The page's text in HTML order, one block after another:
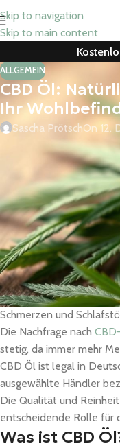
Skip to navigation
Skip to main content
ALLGEMEIN
CBD Öl:
Ihr
Sascha PrötschOn 12.
Entdecken Sie das
Wohlbefinden auf
sehr beliebt geworden.
Schlafproblemen.
Wichtigste
CBD Ölist ein
gewonnen wird.
Es kann bei einer
Schmerzen und
Die Nachfrage nach
stetig, da immer mehr
CBD Öl ist legal in
ausgewählte Händler
Die Qualität und
entscheidende Rolle für
Was ist CBD